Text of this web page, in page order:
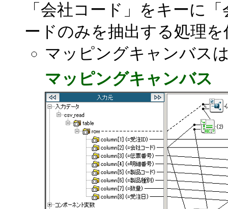
「会社コード」をキーに
ードのみを抽出する処理
マッピングキャンバス
マッピングキャンバス